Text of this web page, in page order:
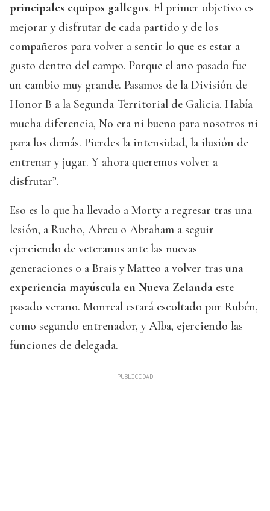
principales equipos gallegos. El primer objetivo es
mejorar y disfrutar de cada partido y de los
compañeros para volver a sentir lo que es estar a
gusto dentro del campo. Porque el año pasado fue
un cambio muy grande. Pasamos de la División de
Honor B a la Segunda Territorial de Galicia. Había
mucha diferencia, No era ni bueno para nosotros ni
para los demás. Pierdes la intensidad, la ilusión de
entrenar y jugar. Y ahora queremos volver a
disfrutar”.
Eso es lo que ha llevado a Morty a regresar tras una
lesión, a Rucho, Abreu o Abraham a seguir
ejerciendo de veteranos ante las nuevas
generaciones o a Brais y Matteo a volver tras una
experiencia mayúscula en Nueva Zelanda este
pasado verano. Monreal estará escoltado por Rubén,
como segundo entrenador, y Alba, ejerciendo las
funciones de delegada.